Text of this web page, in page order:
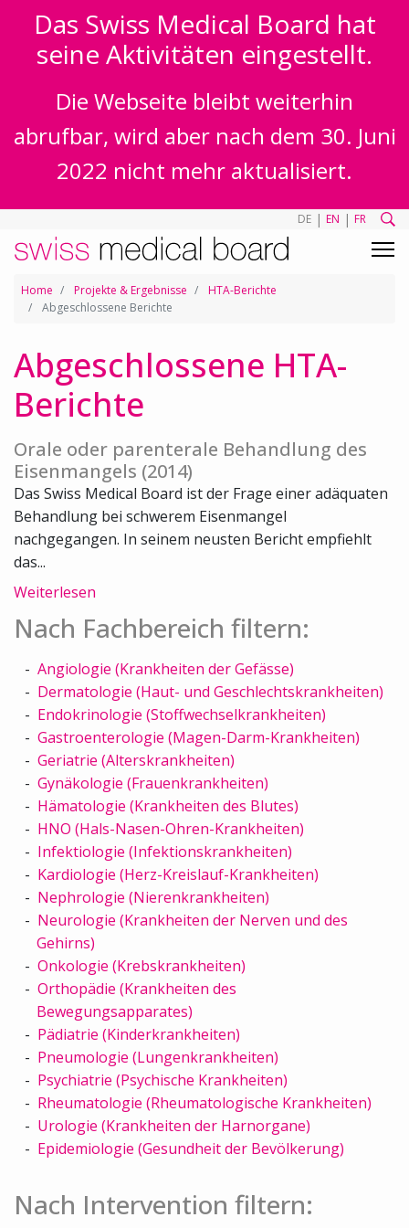
Das Swiss Medical Board hat
seine Aktivitäten eingestellt.
Die Webseite bleibt weiterhin
abrufbar, wird aber nach dem 30. Juni
2022 nicht mehr aktualisiert.
DE | EN | FR
Home Projekte & Ergebnisse
HTA-Berichte
Abgeschlossene Berichte
Abgeschlossene HTA-
Berichte
Orale oder parenterale Behandlung des
Eisenmangels (2014)
Das Swiss Medical Board ist der Frage einer adäquaten
Behandlung bei schwerem Eisenmangel
nachgegangen. In seinem neusten Bericht empfiehlt
das...
Weiterlesen
Nach Fachbereich filtern:
Angiologie (Krankheiten der Gefässe)
Dermatologie (Haut- und Geschlechtskrankheiten)
Endokrinologie (Stoffwechselkrankheiten)
Gastroenterologie (Magen-Darm-Krankheiten)
Geriatrie (Alterskrankheiten)
Gynäkologie (Frauenkrankheiten)
Hämatologie (Krankheiten des Blutes)
HNO (Hals-Nasen-Ohren-Krankheiten)
Infektiologie (Infektionskrankheiten)
Kardiologie (Herz-Kreislauf-Krankheiten)
Nephrologie (Nierenkrankheiten)
Neurologie (Krankheiten der Nerven und des
Gehirns)
Onkologie (Krebskrankheiten)
Orthopädie (Krankheiten des
Bewegungsapparates)
Pädiatrie (Kinderkrankheiten)
Pneumologie (Lungenkrankheiten)
Psychiatrie (Psychische Krankheiten)
Rheumatologie (Rheumatologische Krankheiten)
Urologie (Krankheiten der Harnorgane)
Epidemiologie (Gesundheit der Bevölkerung)
Nach Intervention filtern: